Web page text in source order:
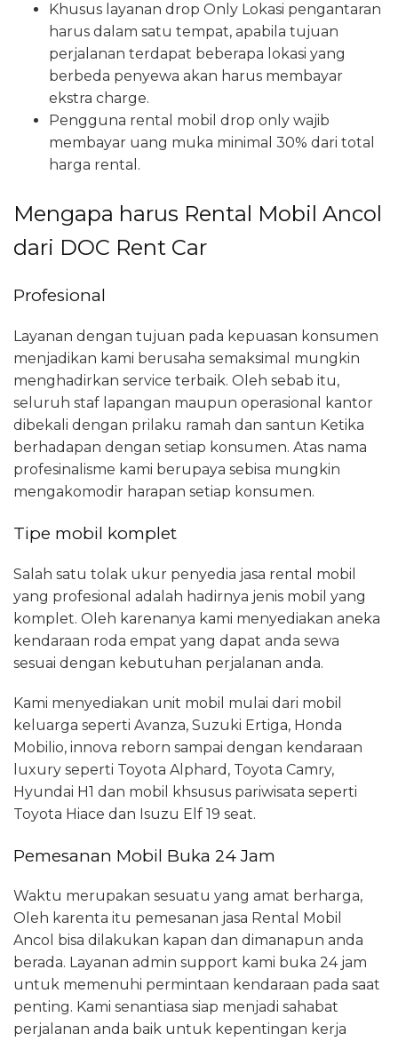
Khusus layanan drop Only Lokasi pengantaran
harus dalam satu tempat, apabila tujuan
perjalanan terdapat beberapa lokasi yang
berbeda penyewa akan harus membayar
ekstra charge.
Pengguna rental mobil drop only wajib
membayar uang muka minimal 30% dari total
harga rental.
Mengapa harus Rental Mobil Ancol
dari DOC Rent Car
Profesional
Layanan dengan tujuan pada kepuasan konsumen
menjadikan kami berusaha semaksimal mungkin
menghadirkan service terbaik. Oleh sebab itu,
seluruh staf lapangan maupun operasional kantor
dibekali dengan prilaku ramah dan santun Ketika
berhadapan dengan setiap konsumen. Atas nama
profesinalisme kami berupaya sebisa mungkin
mengakomodir harapan setiap konsumen.
Tipe mobil komplet
Salah satu tolak ukur penyedia jasa rental mobil
yang profesional adalah hadirnya jenis mobil yang
komplet. Oleh karenanya kami menyediakan aneka
kendaraan roda empat yang dapat anda sewa
sesuai dengan kebutuhan perjalanan anda.
Kami menyediakan unit mobil mulai dari mobil
keluarga seperti Avanza, Suzuki Ertiga, Honda
Mobilio, innova reborn sampai dengan kendaraan
luxury seperti Toyota Alphard, Toyota Camry,
Hyundai H1 dan mobil khsusus pariwisata seperti
Toyota Hiace dan Isuzu Elf 19 seat.
Pemesanan Mobil Buka 24 Jam
Waktu merupakan sesuatu yang amat berharga,
Oleh karenta itu pemesanan jasa Rental Mobil
Ancol bisa dilakukan kapan dan dimanapun anda
berada. Layanan admin support kami buka 24 jam
untuk memenuhi permintaan kendaraan pada saat
penting. Kami senantiasa siap menjadi sahabat
perjalanan anda baik untuk kepentingan kerja